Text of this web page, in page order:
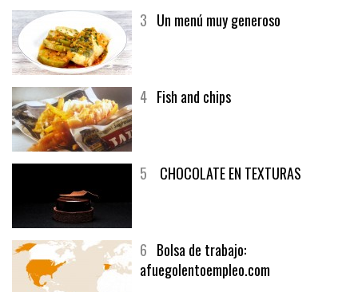
3 Un menú muy generoso
4 Fish and chips
5 CHOCOLATE EN TEXTURAS
6 Bolsa de trabajo:
afuegolentoempleo.com